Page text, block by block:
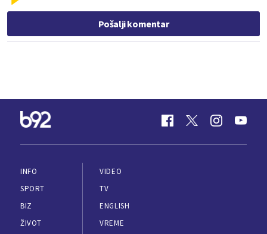
Pošalji komentar
INFO
SPORT
BIZ
ŽIVOT
VIDEO
TV
ENGLISH
VREME